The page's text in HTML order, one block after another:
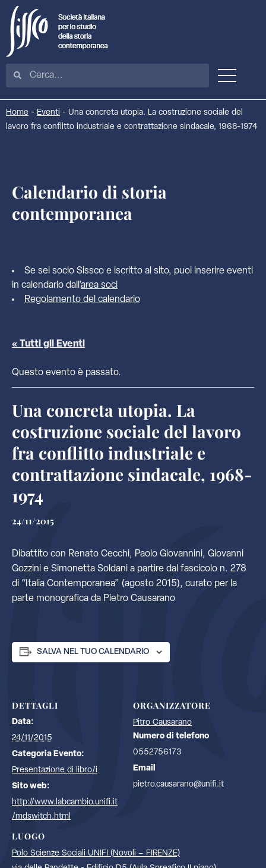
Home - Eventi - Una concreta utopia. La costruzione sociale del
lavoro fra conflitto industriale e contrattazione sindacale, 1968-1974
Calendario di storia
contemporanea
Se sei socio Sissco e iscritto al sito, puoi inserire eventi
in calendario dall'area soci
Regolamento del calendario
« Tutti gli Eventi
Questo evento è passato.
Una concreta utopia. La
costruzione sociale del lavoro
fra conflitto industriale e
contrattazione sindacale, 1968-
1974
24/11/2015
Dibattito con Renato Cecchi, Paolo Giovannini, Giovanni
Gozzini e Simonetta Soldani a partire dal fascicolo n. 278
di “Italia Contemporanea” (agosto 2015), curato per la
parte monografica da Pietro Causarano
SALVA NEL TUO CALENDARIO
DETTAGLI
Data:
24/11/2015
Categoria Evento:
Presentazione di libro/i
Sito web:
http://www.labcambio.unifi.it
/mdswitch.html
LUOGO
Polo Scienze Sociali UNIFI (Novoli – FIRENZE)
ORGANIZZATORE
Pitro Causarano
Numero di telefono
0552756173
Email
pietro.causarano@unifi.it